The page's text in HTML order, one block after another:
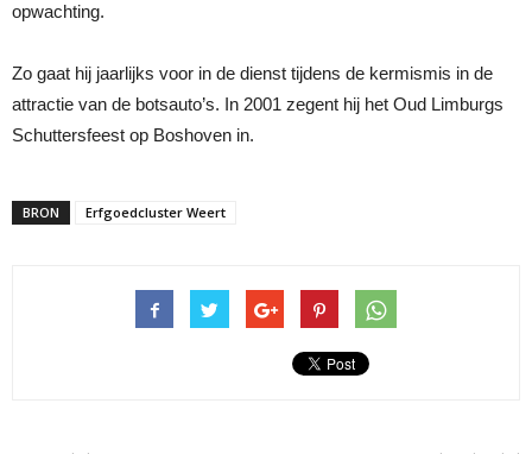
opwachting.
Zo gaat hij jaarlijks voor in de dienst tijdens de kermismis in de
attractie van de botsauto’s. In 2001 zegent hij het Oud Limburgs
Schuttersfeest op Boshoven in.
BRON Erfgoedcluster Weert